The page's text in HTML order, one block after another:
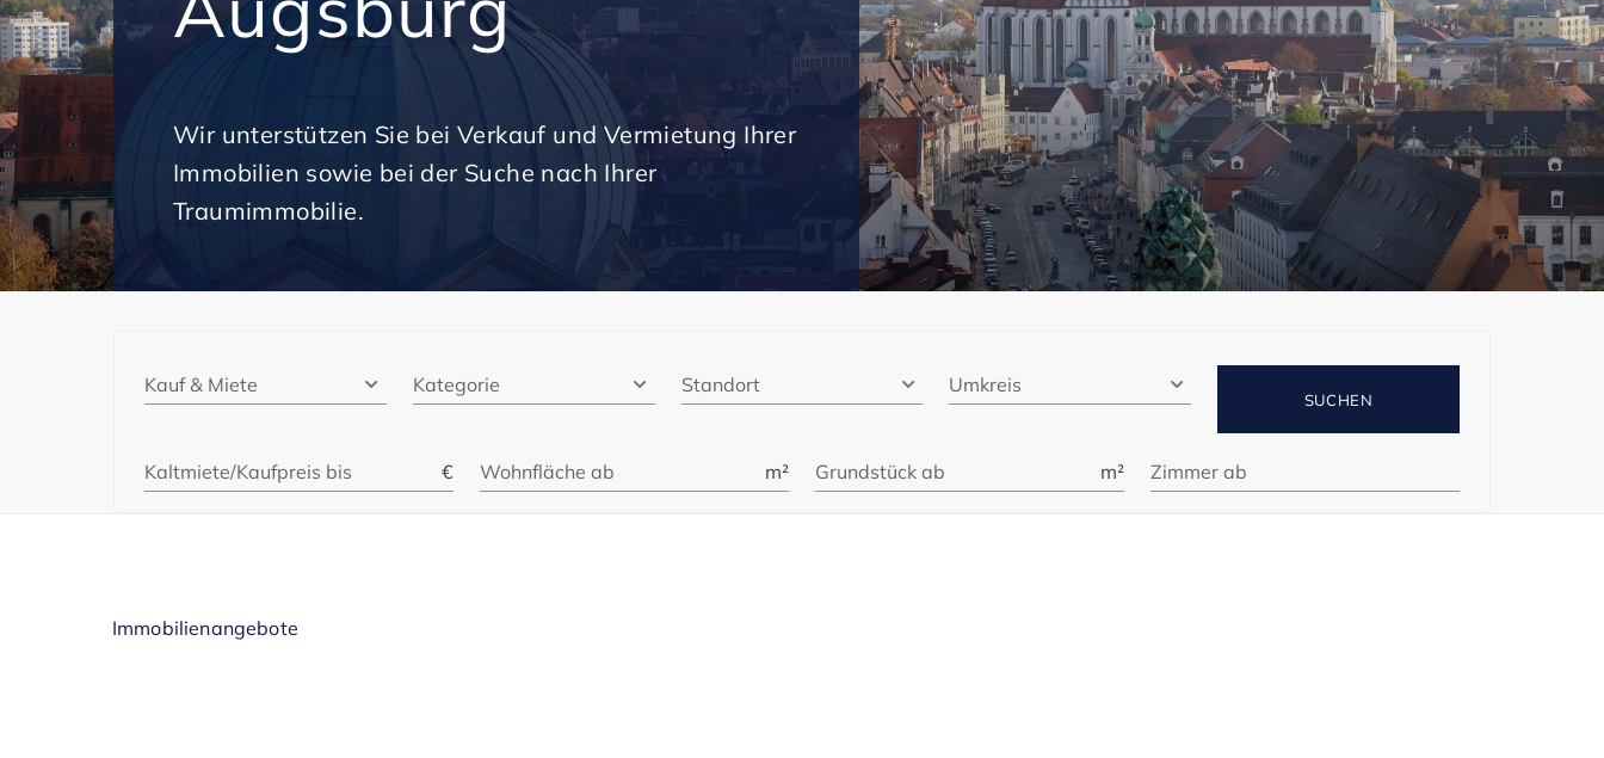
Wir unterstützen Sie bei Verkauf und Vermietung Ihrer
Immobilien sowie bei der Suche nach Ihrer
Traumimmobilie.
Kauf & Miete Kategorie Standort Umkreis
SUCHEN
Kaltmiete/Kaufpreis bis € Wohnfläche ab m² Grundstück ab m² Zimmer ab
Immobilienangebote